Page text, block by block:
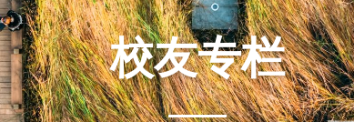
校友专栏